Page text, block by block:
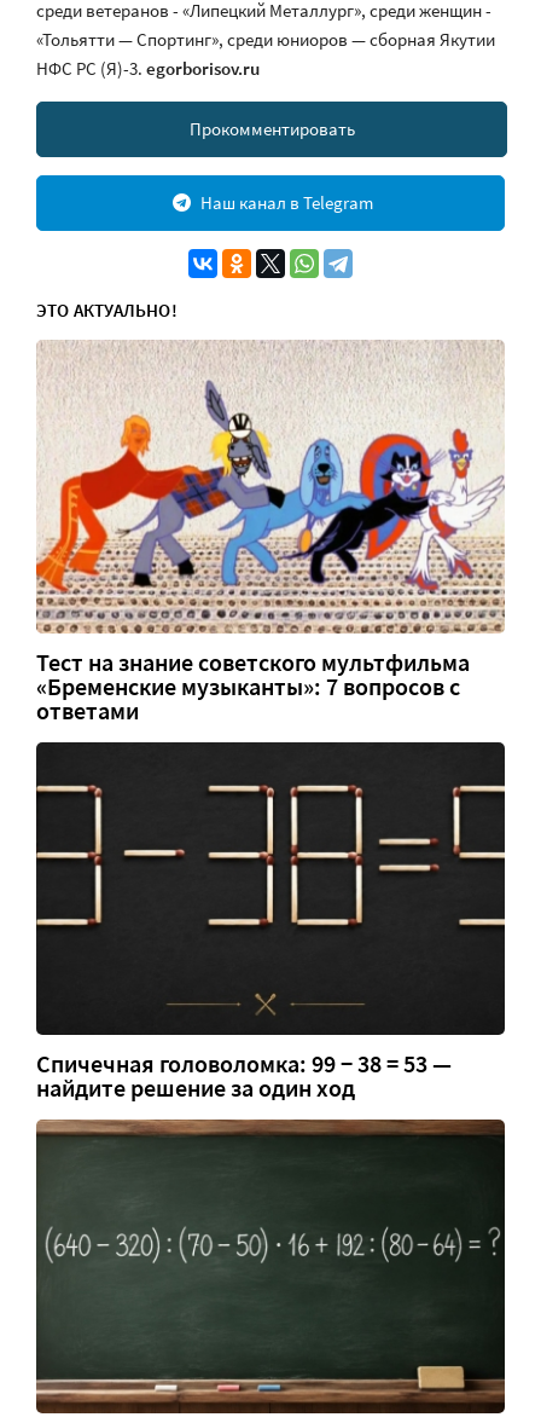
среди ветеранов - «Липецкий Металлург», среди женщин -
«Тольятти — Спортинг», среди юниоров — сборная Якутии
НФС РС (Я)-3. egorborisov.ru
Прокомментировать
Наш канал в Telegram
ЭТО АКТУАЛЬНО!
Тест на знание советского мультфильма
«Бременские музыканты»: 7 вопросов с
ответами
Спичечная головоломка: 99 − 38 = 53 —
найдите решение за один ход